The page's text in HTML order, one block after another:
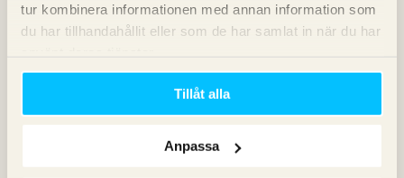
tur kombinera informationen med annan information som
du har tillhandahållit eller som de har samlat in när du har
Tillåt alla
Anpassa
Nyhetsbrev
Prenumerera på vårt nyhetsbrev för det
senaste inom SEO, Google Ads och sociala